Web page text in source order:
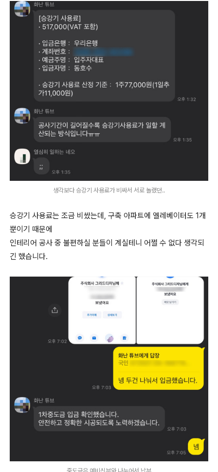
생각보다 승강기 사용료가 비싸서 서로 놀랬던..
승강기 사용료는 조금 비쌌는데, 구축 아파트에 엘레베이터도 1개
뿐이기 때문에
인테리어 공사 중 불편하실 분들이 계실테니 어쩔 수 없다 생각되
긴 했습니다.